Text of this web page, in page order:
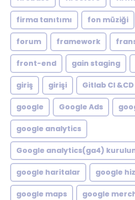
firma tanıtımı fon müziği
forum framework
front-end gain staging
giriş girişi Gitlab CI &CD
google Google Ads
google analytics
Google analytics(ga4)
google haritalar google
google maps google